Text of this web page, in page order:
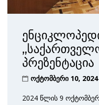
პრეზენტაცია
ოქტომბერი 10, 2024
2024 წლის 9